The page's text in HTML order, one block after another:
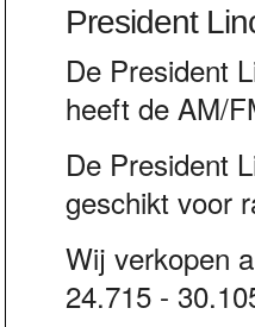
President
De President
heeft de AM/
De President
geschikt voor
Wij verkopen
24.715 -